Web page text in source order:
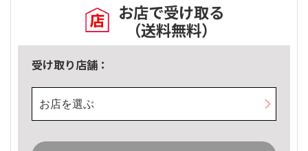
お店で受け取る
（送料無料）
受け取り店舗：
お店を選ぶ